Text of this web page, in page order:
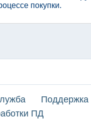
покупки.
Поддержка
ПД